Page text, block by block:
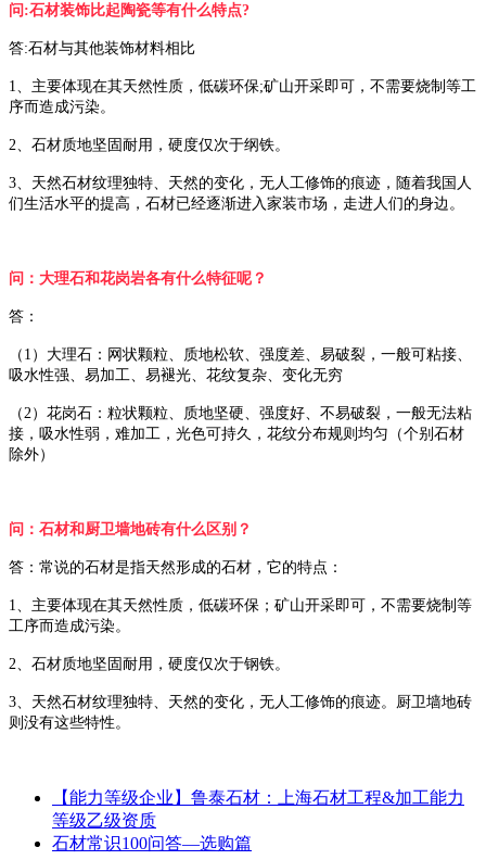
问:石材装饰比起陶瓷等有什么特点?
答:石材与其他装饰材料相比
1、主要体现在其天然性质，低碳环保;矿山开采即可，不需要烧制等工
序而造成污染。
2、石材质地坚固耐用，硬度仅次于纲铁。
3、天然石材纹理独特、天然的变化，无人工修饰的痕迹，随着我国人
们生活水平的提高，石材已经逐渐进入家装市场，走进人们的身边。
问：大理石和花岗岩各有什么特征呢？
答：
（1）大理石：网状颗粒、质地松软、强度差、易破裂，一般可粘接、
吸水性强、易加工、易褪光、花纹复杂、变化无穷
（2）花岗石：粒状颗粒、质地坚硬、强度好、不易破裂，一般无法粘
接，吸水性弱，难加工，光色可持久，花纹分布规则均匀（个别石材
除外）
问：石材和厨卫墙地砖有什么区别？
答：常说的石材是指天然形成的石材，它的特点：
1、主要体现在其天然性质，低碳环保；矿山开采即可，不需要烧制等
工序而造成污染。
2、石材质地坚固耐用，硬度仅次于钢铁。
3、天然石材纹理独特、天然的变化，无人工修饰的痕迹。厨卫墙地砖
则没有这些特性。
【能力等级企业】鲁泰石材：上海石材工程&加工能力
等级乙级资质
石材常识100问答—选购篇